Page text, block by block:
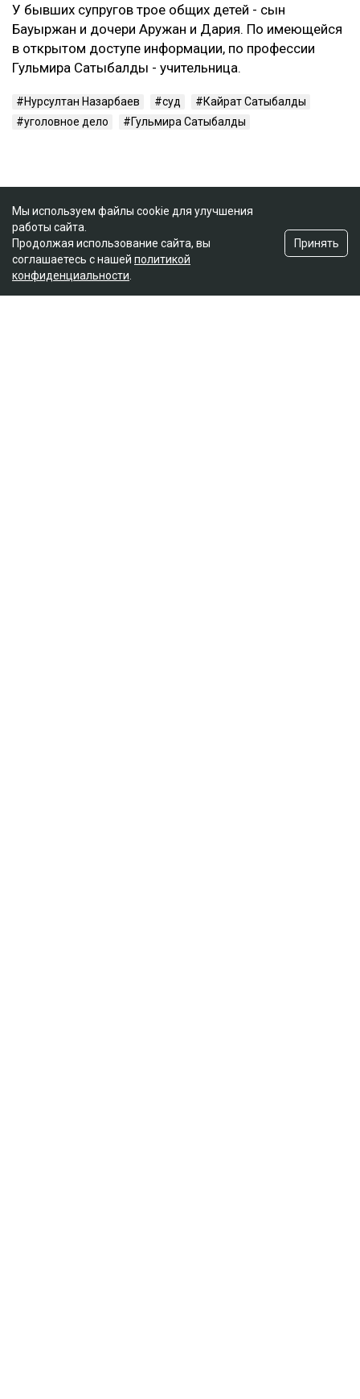
У бывших супругов трое общих детей - сын
Бауыржан и дочери Аружан и Дария. По имеющейся
в открытом доступе информации, по профессии
Гульмира Сатыбалды - учительница.
Нурсултан Назарбаев суд
Кайрат Сатыбалды
уголовное дело
Гульмира Сатыбалды
Мы используем файлы cookie для улучшения
работы сайта.
Продолжая использование сайта, вы
соглашаетесь с нашей политикой
конфиденциальности
Принять